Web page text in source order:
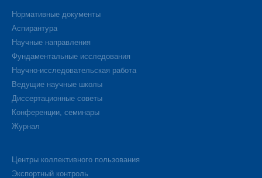
Нормативные документы
Аспирантура
Научные направления
Фундаментальные исследования
Научно-исследовательская работа
Ведущие научные школы
Диссертационные советы
Конференции, семинары
Журнал
Центры коллективного пользования
Экспортный контроль